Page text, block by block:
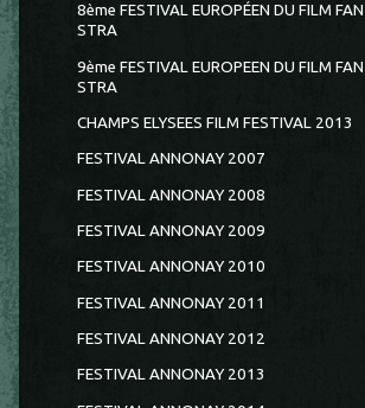
8ème FESTIVAL EUROPÉEN DU FILM
STRA
9ème FESTIVAL EUROPEEN DU FILM
STRA
CHAMPS ELYSEES FILM FESTIVAL 2013
FESTIVAL ANNONAY 2007
FESTIVAL ANNONAY 2008
FESTIVAL ANNONAY 2009
FESTIVAL ANNONAY 2010
FESTIVAL ANNONAY 2011
FESTIVAL ANNONAY 2012
FESTIVAL ANNONAY 2013